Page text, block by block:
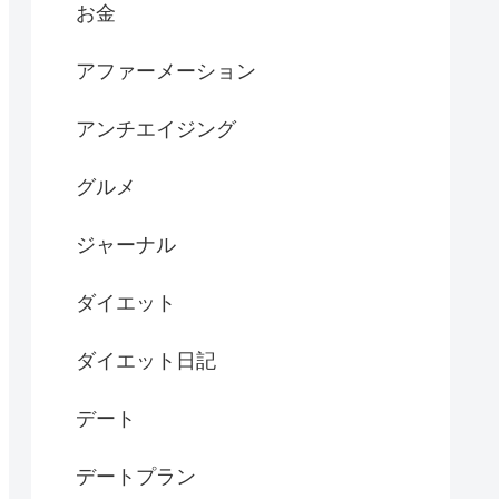
お金
アファーメーション
アンチエイジング
グルメ
ジャーナル
ダイエット
ダイエット日記
デート
デートプラン